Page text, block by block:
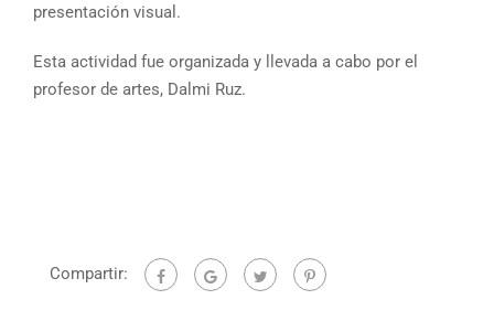
presentación visual.
Esta actividad fue organizada y llevada a cabo por el
profesor de artes, Dalmi Ruz.
Compartir: